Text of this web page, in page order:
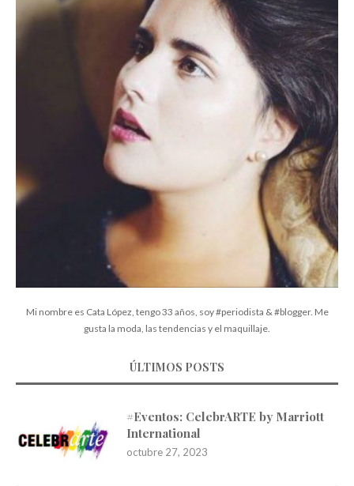
Mi nombre es Cata López, tengo 33 años, soy #periodista & #blogger. Me
gusta la moda, las tendencias y el maquillaje.
ÚLTIMOS POSTS
#Eventos: CelebrARTE by Marriott
International
octubre 27, 2023